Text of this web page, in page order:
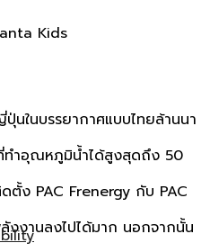
Kids
นในบรรยากาศแบบไทยล้านนา
ทำอุณหภูมิน้ำได้สูงสุดถึง 50
ตั้ง PAC Frenergy กับ PAC
งงานลงไปได้มาก นอกจากนั้น